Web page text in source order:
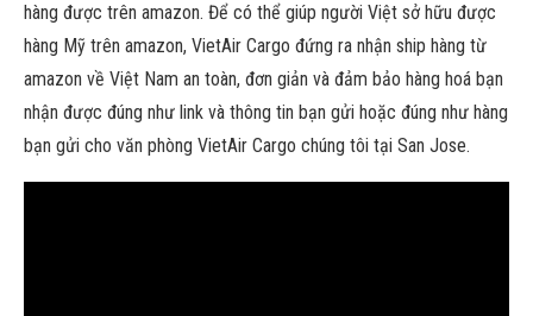
hàng được trên amazon. Để có thể giúp người Việt sở hữu được
hàng Mỹ trên amazon, VietAir Cargo đứng ra nhận ship hàng từ
amazon về Việt Nam an toàn, đơn giản và đảm bảo hàng hoá bạn
nhận được đúng như link và thông tin bạn gửi hoặc đúng như hàng
bạn gửi cho văn phòng VietAir Cargo chúng tôi tại San Jose.